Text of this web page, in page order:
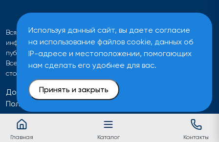
Используя данный сайт, вы даете согласие
на использование файлов cookie, данных об
IP-адресе и местоположении, помогающих
нам сделать его удобнее для вас.
Принять и закрыть
Главная Каталог Контакты
Вся информация на сайте имеет исключительно
информационный характер и не может быть определена как
публичная оферта ни при каких обстоятельствах.
Все цены на сайте указаны без учета налога на добавленную
стоимость.
Договор оферты
Политика обработки персональных данных